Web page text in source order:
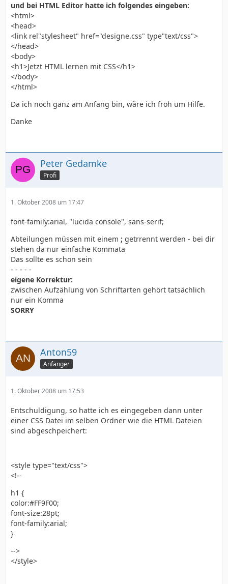
und bei HTML Editor hatte ich folgendes eingeben:
<html>
<head>
<link rel"stylesheet" href="designe.css" type"text/css">
</head>
<body>
<h1>Jetzt HTML lernen mit CSS</h1>
</body>
</html>
Da ich noch ganz am Anfang bin, wäre ich froh um Hilfe.
Danke
Peter Gedamke
Profi
1. Oktober 2008 um 17:47
font-family:arial, "lucida console", sans-serif;
Abteilungen müssen mit einem ; getrrennt werden - bei dir
stehen da nur einfache Kommata
Das sollte es schon sein
- - - - -
eigene Korrektur:
zwischen Aufzählung von Schriftarten gehört tatsächlich
nur ein Komma
SORRY
Anton59
Anfänger
1. Oktober 2008 um 17:53
Entschuldigung, so hatte ich es eingegeben dann unter
einer CSS Datei im selben Ordner wie die HTML Dateien
sind abgeschpeichert:
<style type="text/css">
<!--
h1 {
color:#FF9F00;
font-size:28pt;
font-family:arial;
}
-->
</style>